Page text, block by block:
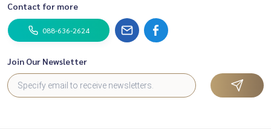
Contact for more
088-636-2624
Join Our Newsletter